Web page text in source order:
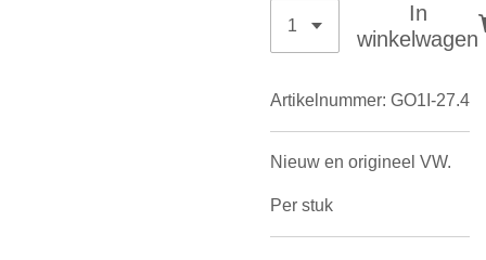
In
winkelwagen
Artikelnummer: GO1I-27.4
Nieuw en origineel VW.
Per stuk